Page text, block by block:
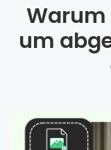
Warum
um